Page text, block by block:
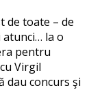
de toate – de
atunci… la o
pentru
Virgil
dau concurs şi